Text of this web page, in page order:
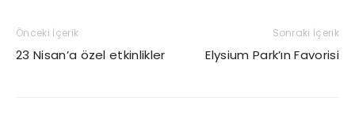
Önceki İçerik
23 Nisan’a özel etkinlikler
Sonraki İçerik
Elysium Park’ın Favorisi